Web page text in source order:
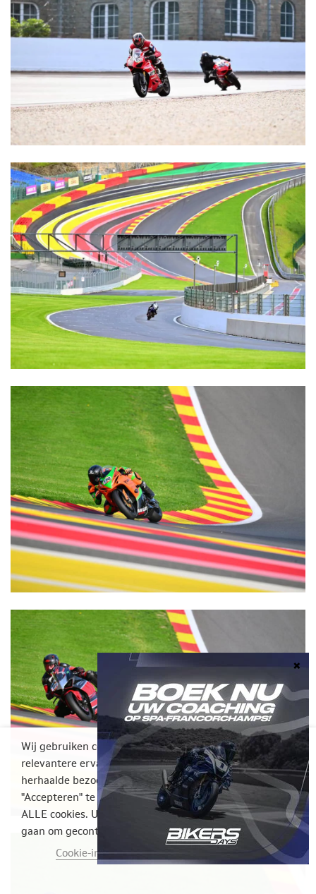
Wij gebruiken cookies op onze website om u een
relevantere ervaring te bieden door uw voorkeuren en
herhaalde bezoeken te onthouden. Door op
"Accepteren" te klikken, stemt u in met het gebruik van
ALLE cookies. U kunt echter naar de Cookie-instellingen
gaan om gecontroleerde toestemming te geven.
Cookie-instellingen